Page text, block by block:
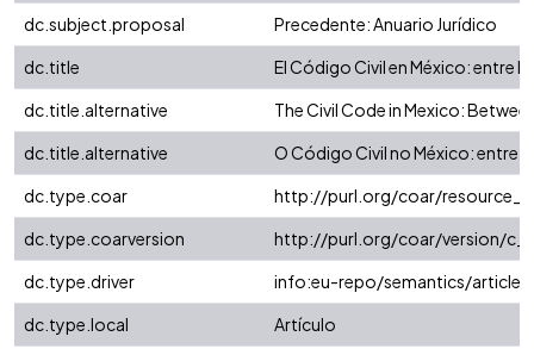
dc.subject.proposal
Precedente: Anuario Jurídico
dc.title
El Código Civil en México: entre
dc.title.alternative
The Civil Code in Mexico:
dc.title.alternative
O Código Civil no México: entre
dc.type.coar
http://purl.org/coar/
dc.type.coarversion
http://purl.org/coar/version/
dc.type.driver
info:eu-repo/semantics/article
dc.type.local
Artículo